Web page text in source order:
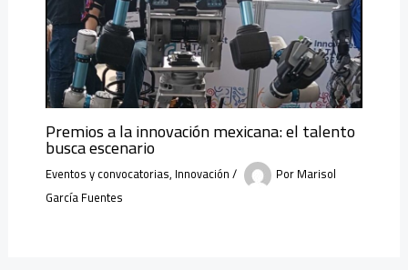
Premios a la innovación mexicana: el talento
busca escenario
Eventos y convocatorias, Innovación/ PorMarisol
García Fuentes